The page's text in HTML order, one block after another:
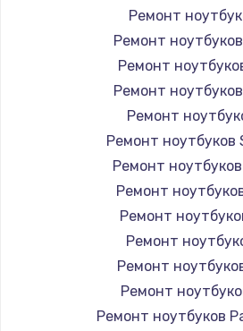
Ремонт
Ремонт
Ремонт
Ремонт
Ремонт
Ремонт ноутбуков
Ремонт
Ремонт
Ремонт
Ремонт
Ремонт
Ремонт
Ремонт ноутбуков